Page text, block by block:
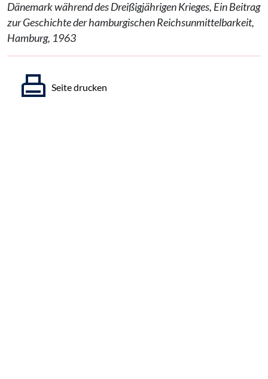
Dänemark während des Dreißigjährigen Krieges, Ein Beitrag
zur Geschichte der hamburgischen Reichsunmittelbarkeit,
Hamburg, 1963
Seite drucken